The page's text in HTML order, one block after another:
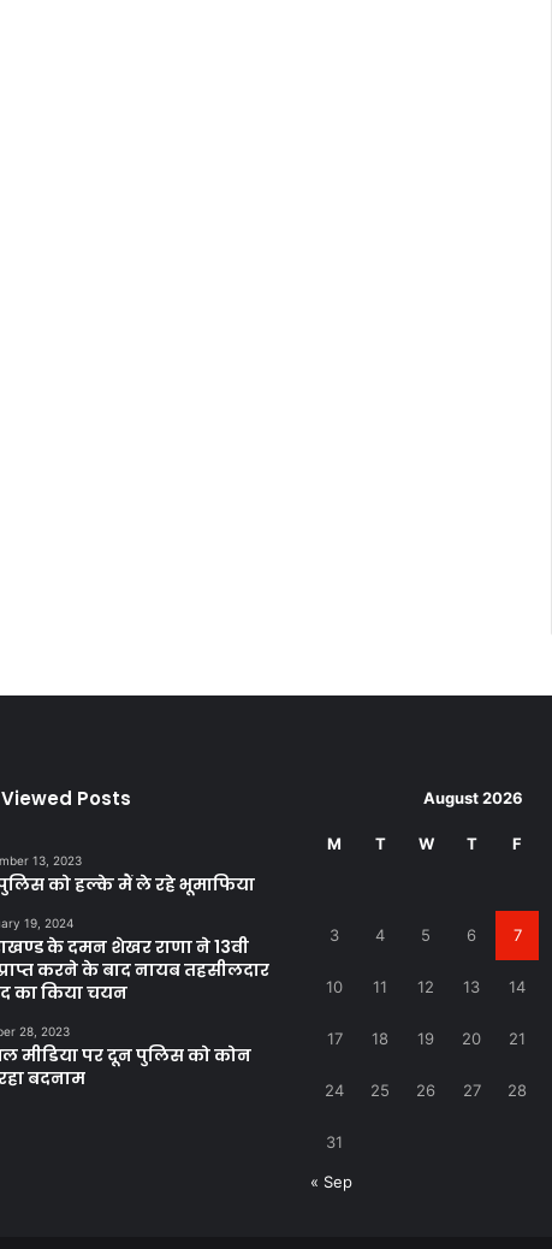
Posts
13, 2023
को हल्के मैं ले रहे भूमाफिया
19, 2024
के दमन शेखर राणा ने 13वी
करने के बाद नायब तहसीलदार
का किया चयन
28, 2023
मीडिया पर दून पुलिस को कोन
बदनाम
August 2026
M T W T F
3 4 5 6 7
10 11 12 13 14
17 18 19 20 21
24 25 26 27 28
31
« Sep